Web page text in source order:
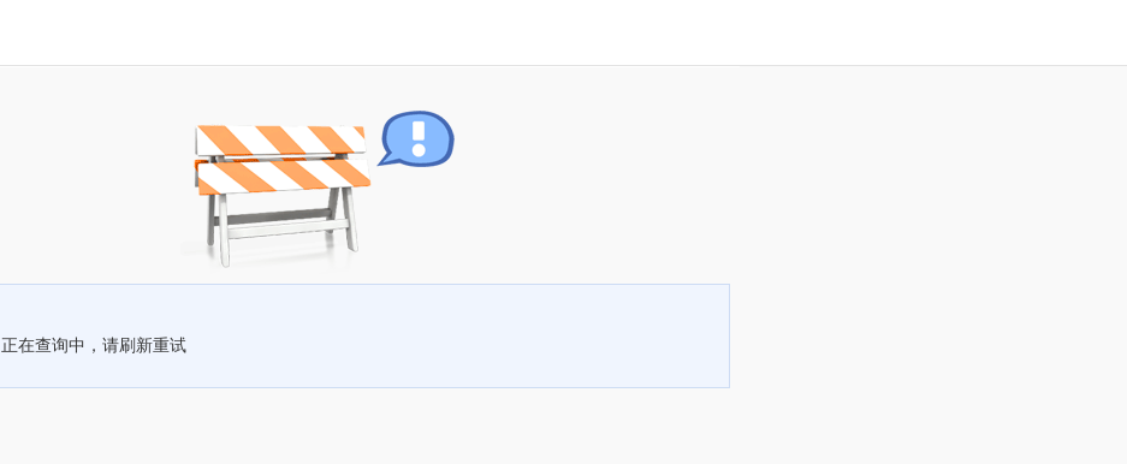
正在查询中，请刷新重试